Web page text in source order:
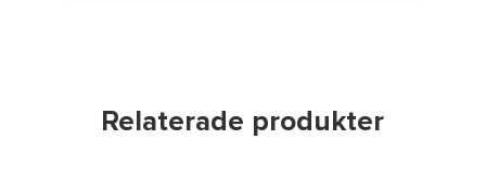
Relaterade produkter